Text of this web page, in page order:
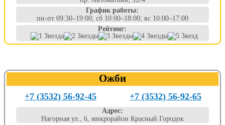
График работы:
пн-пт 09:30–19:00; сб 10:00–18:00; вс 10:00–17:00
Рейтинг:
Ожби
+7 (3532) 56-92-45 +7 (3532) 56-92-65
Адрес:
Нагорная ул., 6, микрорайон Красный Городок